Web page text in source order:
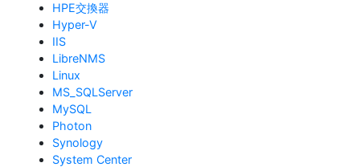
HPE交換器
Hyper-V
IIS
LibreNMS
Linux
MS_SQLServer
MySQL
Photon
Synology
System Center